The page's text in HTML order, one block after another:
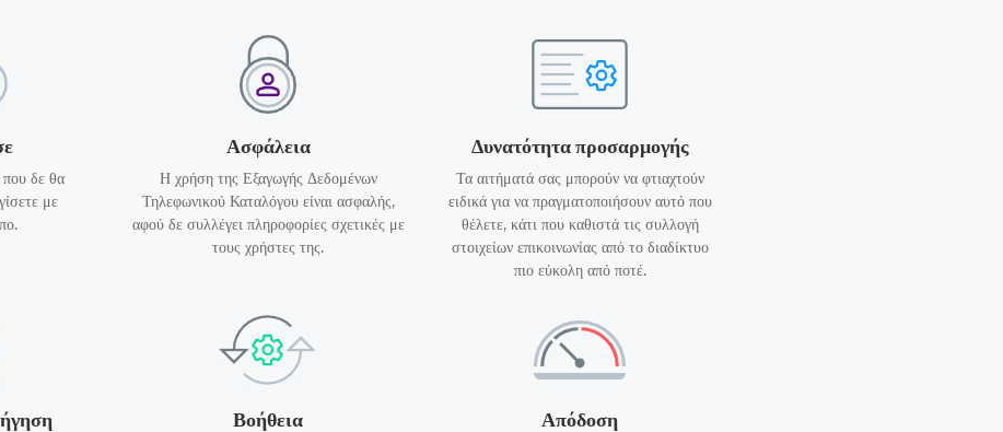
δε θα
με
Ασφάλεια
Η χρήση της Εξαγωγής Δεδομένων
Τηλεφωνικού Καταλόγου είναι ασφαλής,
αφού δε συλλέγει πληροφορίες σχετικές με
τους χρήστες της.
Δυνατότητα προσαρμογής
Τα αιτήματά σας μπορούν να φτιαχτούν
ειδικά για να πραγματοποιήσουν αυτό που
θέλετε, κάτι που καθιστά τις συλλογή
στοιχείων επικοινωνίας από το διαδίκτυο
πιο εύκολη από ποτέ.
Βοήθεια Απόδοση